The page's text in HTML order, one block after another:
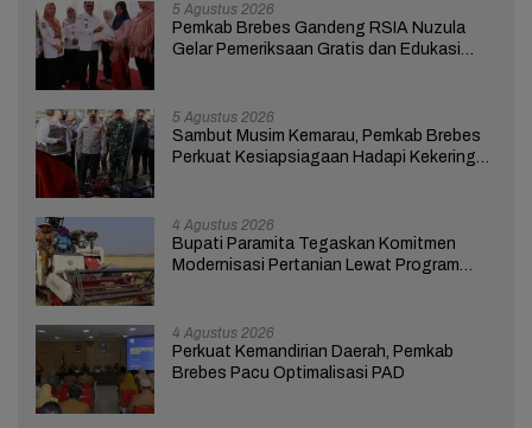
5 Agustus 2026
Pemkab Brebes Gandeng RSIA Nuzula
Gelar Pemeriksaan Gratis dan Edukasi
5 Agustus 2026
Sambut Musim Kemarau, Pemkab Brebes
Perkuat Kesiapsiagaan Hadapi Kekeringan
4 Agustus 2026
Bupati Paramita Tegaskan Komitmen
Modernisasi Pertanian Lewat Program
4 Agustus 2026
Perkuat Kemandirian Daerah, Pemkab
Brebes Pacu Optimalisasi PAD